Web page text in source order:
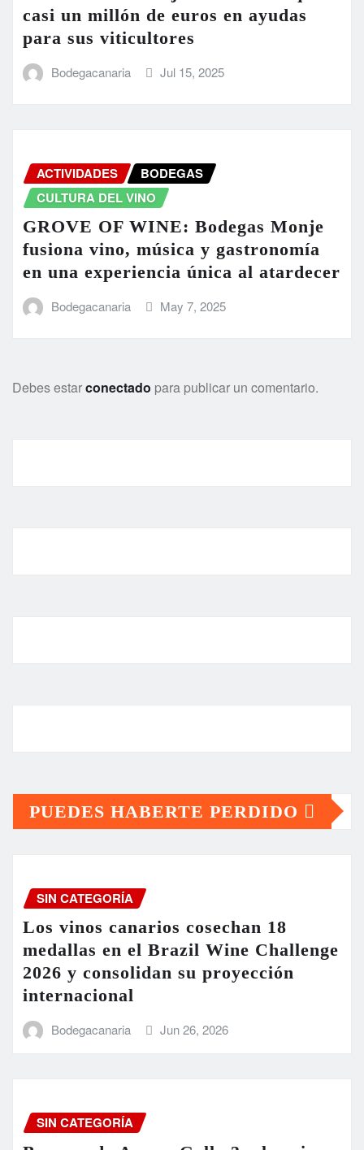
casi un millón de euros en ayudas
para sus viticultores
Bodegacanaria Jul 15, 2025
ACTIVIDADES
BODEGAS
CULTURA DEL VINO
GROVE OF WINE: Bodegas Monje
fusiona vino, música y gastronomía
en una experiencia única al atardecer
Bodegacanaria May 7, 2025
Debes estarconectado para publicar un comentario.
PUEDES HABERTE PERDIDO
SIN CATEGORÍA
Los vinos canarios cosechan 18
medallas en el Brazil Wine Challenge
2026 y consolidan su proyección
internacional
Bodegacanaria Jun 26, 2026
SIN CATEGORÍA